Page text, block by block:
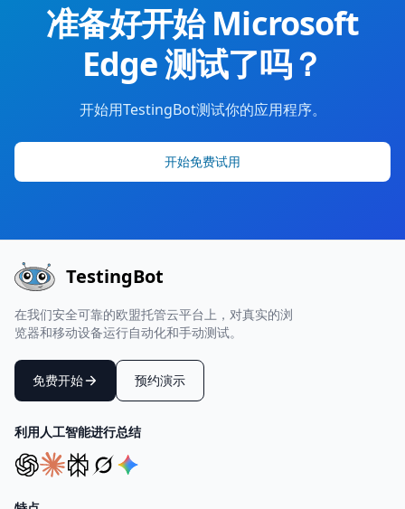
准备好开始 Microsoft
Edge 测试了吗？
开始用TestingBot测试你的应用程序。
开始免费试用
TestingBot
在我们安全可靠的欧盟托管云平台上，对真实的浏
览器和移动设备运行自动化和手动测试。
免费开始 预约演示
利用人工智能进行总结